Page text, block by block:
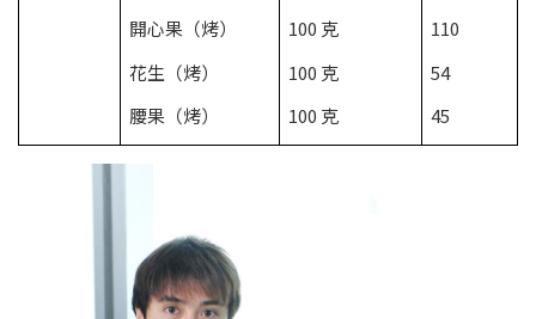
開心果（烤）
花生（烤）
腰果（烤）
100 克
100 克
100 克
110
54
45